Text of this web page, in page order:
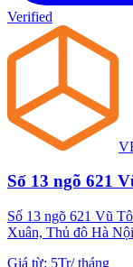
Verified
Số 13 ngõ 621
Số 13 ngõ 621 Vũ
Xuân, Thủ đô Hà Nội
Giá từ: 5Tr/tháng